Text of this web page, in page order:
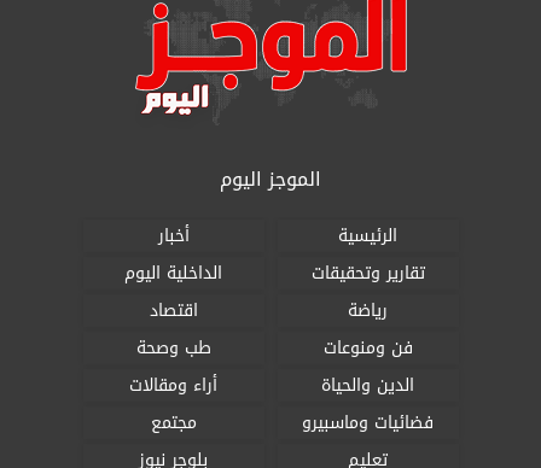
الموجز اليوم
الرئيسية
أخبار
تقارير وتحقيقات
الداخلية اليوم
رياضة
اقتصاد
فن ومنوعات
طب وصحة
الدين والحياة
أراء ومقالات
فضائيات وماسبيرو
مجتمع
تعليم
بلوجر نيوز